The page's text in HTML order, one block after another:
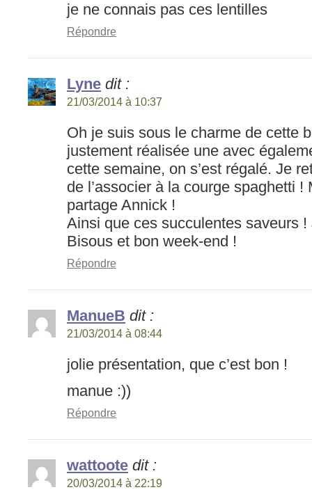
je ne connais pas ces lentilles
Répondre
Lyne dit :
21/03/2014 à 10:37
Oh je suis sous le charme de cette
justement réalisée une avec
cette semaine, on s’est régalé. Je
de l’associer à la courge spaghetti
partage Annick !
Ainsi que ces succulentes saveurs
Bisous et bon week-end !
Répondre
ManueB dit :
21/03/2014 à 08:44
jolie présentation, que c’est bon !
manue :))
Répondre
wattoote dit :
20/03/2014 à 22:19